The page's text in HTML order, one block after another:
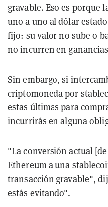
gravable. Eso es porque
uno a uno al dólar
fijo: su valor no sube o
no incurren en
Sin embargo, si
criptomoneda por
estas últimas para
incurrirás en alguna
"La conversión actual
Ethereuma una
transacción gravable",
estás evitando".